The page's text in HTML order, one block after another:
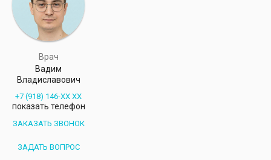
Врач
Вадим
Владиславович
+7 (918) 146-XX XX
показать телефон
ЗАКАЗАТЬ ЗВОНОК
ЗАДАТЬ ВОПРОС